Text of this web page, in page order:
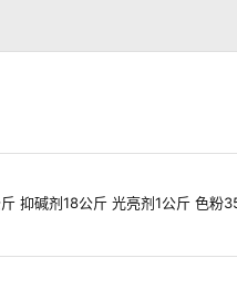
碱剂18公斤 光亮剂1公斤 色粉